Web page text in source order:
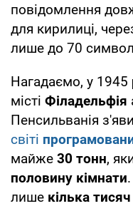
повідомлення
для кирилиці,
лише до 70
Нагадаємо, у 1945
місті Філадельфія
Пенсильванія
світі
майже 30 тонн,
половину кімнати
лише кілька